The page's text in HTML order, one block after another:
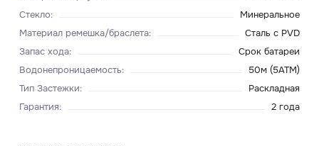
Стекло:
Минеральное
Материал ремешка/браслета:
Сталь с PVD
Запас хода:
Срок батареи
Водонепроницаемость:
50м (5ATM)
Тип Застежки:
Раскладная
Гарантия: 2 года